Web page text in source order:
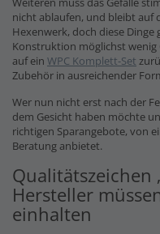
nicht ablaufen, und bleibt auf
Hexenwerk, doch diese Dinge
Konstruktion möglichst wenig
auf ein WPC Komplett-Set
Zubehör in ausreichender
Wer nun nicht erst nach der
dem Gesicht haben möchte
richtigen Sparangebote, von
Beratung anbietet.
Qualitätszeichen
Hersteller
einhalten